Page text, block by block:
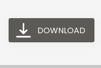
DOWNLOAD